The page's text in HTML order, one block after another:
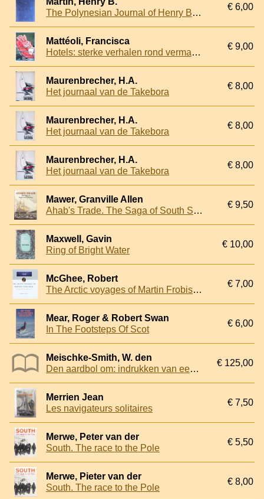
The Polynesian Journal of Henry Byam Martin
€ 6,00
Mattéoli, Francisca
Hotels: sterke verhalen rond vermaarde hotels
€ 9,00
Maurenbrecher, H.A.
Het journaal van de Takebora
€ 8,00
Maurenbrecher, H.A.
Het journaal van de Takebora
€ 8,00
Maurenbrecher, H.A.
Het journaal van de Takebora
€ 8,00
Mawer, Granville Allen
Ahab's Trade. The Saga of South Sea Whaling
€ 9,50
Maxwell, Gavin
Ring of Bright Water
€ 10,00
McGhee, Robert
The Arctic voyages of Martin Frobisher: an Elizabethan adventure
€ 7,00
Mear, Roger & Robert Swan
In The Footsteps Of Scot
€ 6,00
Meischke-Smith, W. den
Den aardbol om: indrukken van een reis om de wereld
€ 125,00
Merrien Jean
Les navigateurs solitaires
€ 7,50
Merwe, Peter van der
South. The race to the Pole
€ 5,50
Merwe, Pieter van der
South. The race to the Pole
€ 8,00